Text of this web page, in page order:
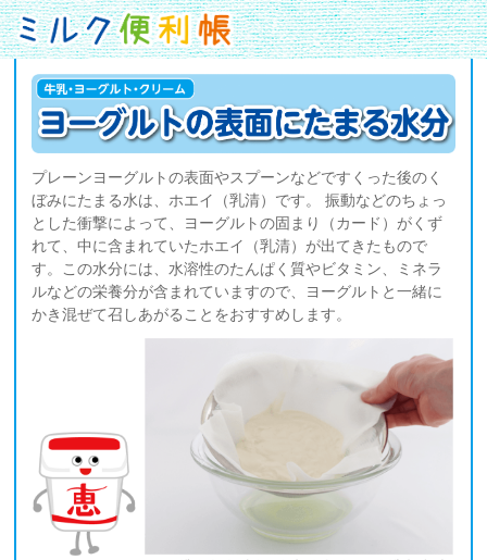
プレーンヨーグルトの表面やスプーンなどですくった後のく
ぼみにたまる水は、ホエイ（乳清）です。 振動などのちょっ
とした衝撃によって、ヨーグルトの固まり（カード）がくず
れて、中に含まれていたホエイ（乳清）が出てきたもので
す。この水分には、水溶性のたんぱく質やビタミン、ミネラ
ルなどの栄養分が含まれていますので、ヨーグルトと一緒に
かき混ぜて召しあがることをおすすめします。